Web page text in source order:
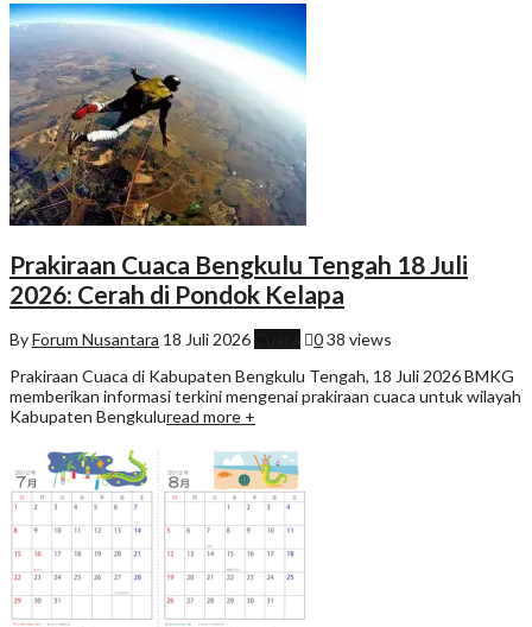
Prakiraan Cuaca Bengkulu Tengah 18 Juli
2026: Cerah di Pondok Kelapa
ByForum Nusantara 18 Juli 2026 038 views
Prakiraan Cuaca di Kabupaten Bengkulu Tengah, 18 Juli 2026 BMKG
memberikan informasi terkini mengenai prakiraan cuaca untuk wilayah
Kabupaten Bengkuluread more +